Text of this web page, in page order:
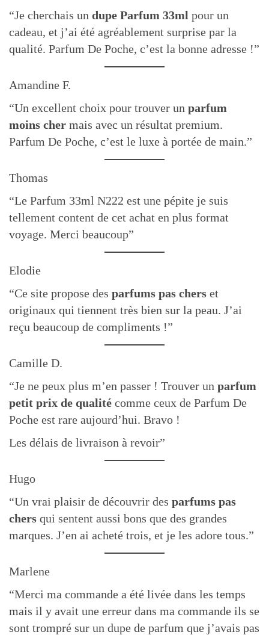
“Je cherchais un dupe Parfum 33ml pour un
cadeau, et j’ai été agréablement surprise par la
qualité. Parfum De Poche, c’est la bonne adresse !”
Amandine F.
“Un excellent choix pour trouver un parfum
moins cher mais avec un résultat premium.
Parfum De Poche, c’est le luxe à portée de main.”
Thomas
“Le Parfum 33ml N222 est une pépite je suis
tellement content de cet achat en plus format
voyage. Merci beaucoup”
Elodie
“Ce site propose des parfums pas chers et
originaux qui tiennent très bien sur la peau. J’ai
reçu beaucoup de compliments !”
Camille D.
“Je ne peux plus m’en passer ! Trouver un parfum
petit prix de qualité comme ceux de Parfum De
Poche est rare aujourd’hui. Bravo !
Les délais de livraison à revoir”
Hugo
“Un vrai plaisir de découvrir des parfums pas
chers qui sentent aussi bons que des grandes
marques. J’en ai acheté trois, et je les adore tous.”
Marlene
“Merci ma commande a été livée dans les temps
mais il y avait une erreur dans ma commande ils se
sont trompré sur un dupe de parfum que j’avais pas